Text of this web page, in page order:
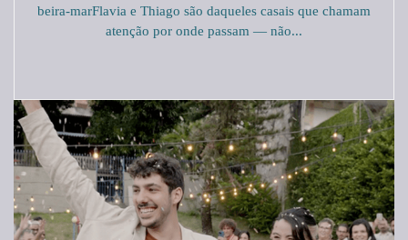
beira-marFlavia e Thiago são daqueles casais que chamam
atenção por onde passam — não...